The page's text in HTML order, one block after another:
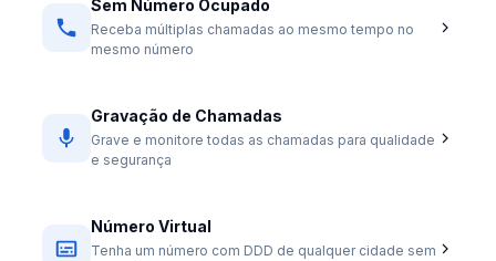
Sem Número Ocupado
Receba múltiplas chamadas ao mesmo tempo no
mesmo número
Gravação de Chamadas
Grave e monitore todas as chamadas para qualidade
e segurança
Número Virtual
Tenha um número com DDD de qualquer cidade sem